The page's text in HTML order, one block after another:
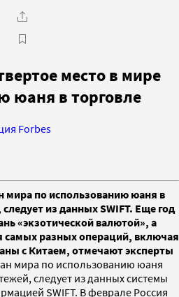
место в мире
юаня в торговле
Forbes
мира по использованию юаня в
из данных SWIFT. Еще год
«экзотической валютой», а
самых разных операций, включая
с Китаем, отмечают эксперты
мира по использованию юаня
следует из данных системы
SWIFT. В феврале Россия